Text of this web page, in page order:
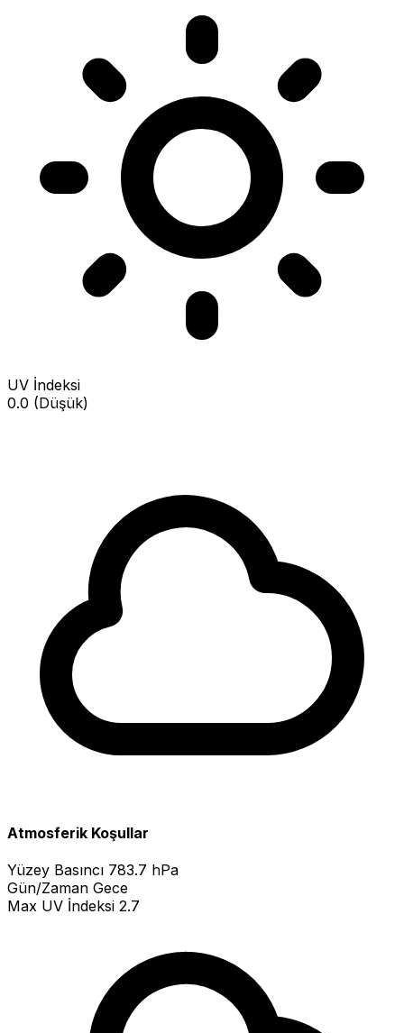
UV İndeksi
0.0 (Düşük)
Atmosferik Koşullar
Yüzey Basıncı 783.7 hPa
Gün/Zaman Gece
Max UV İndeksi 2.7